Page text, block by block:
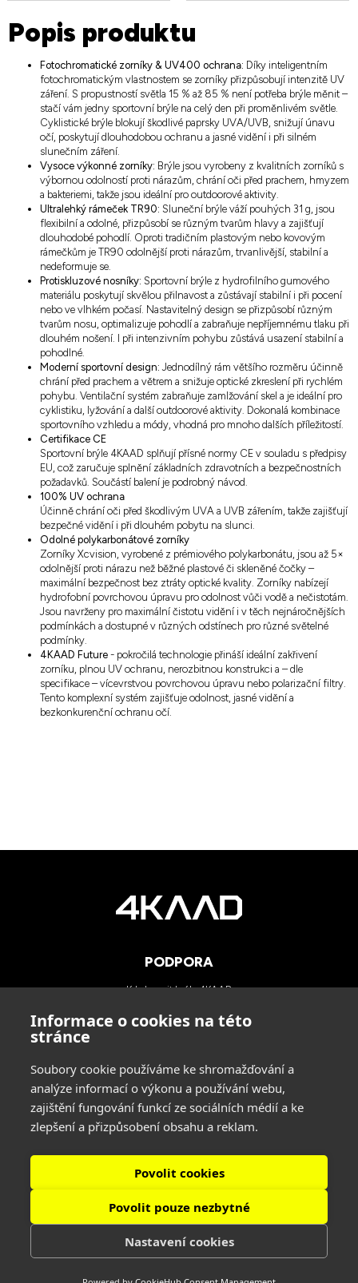
Informace o cookies na této
stránce
Soubory cookie používáme ke shromažďování a
analýze informací o výkonu a používání webu,
zajištění fungování funkcí ze sociálních médií a ke
zlepšení a přizpůsobení obsahu a reklam.
Povolit cookies
Povolit pouze nezbytné
Nastavení cookies
Popis produktu
Fotochromatické zorníky & UV400 ochrana: Díky inteligentním
fotochromatickým vlastnostem se zorníky přizpůsobují intenzitě UV
záření. S propustností světla 15 % až 85 % není potřeba brýle měnit –
stačí vám jedny sportovní brýle na celý den při proměnlivém světle.
Cyklistické brýle blokují škodlivé paprsky UVA/UVB, snižují únavu
očí, poskytují dlouhodobou ochranu a jasné vidění i při silném
slunečním záření.
Vysoce výkonné zorníky: Brýle jsou vyrobeny z kvalitních zorníků s
výbornou odolností proti nárazům, chrání oči před prachem, hmyzem
a bakteriemi, takže jsou ideální pro outdoorové aktivity.
Ultralehký rámeček TR90: Sluneční brýle váží pouhých 31 g, jsou
flexibilní a odolné, přizpůsobí se různým tvarům hlavy a zajišťují
dlouhodobé pohodlí. Oproti tradičním plastovým nebo kovovým
rámečkům je TR90 odolnější proti nárazům, trvanlivější, stabilní a
nedeformuje se.
Protiskluzové nosníky: Sportovní brýle z hydrofilního gumového
materiálu poskytují skvělou přilnavost a zůstávají stabilní i při pocení
nebo ve vlhkém počasí. Nastavitelný design se přizpůsobí různým
tvarům nosu, optimalizuje pohodlí a zabraňuje nepříjemnému tlaku při
dlouhém nošení. I při intenzivním pohybu zůstává usazení stabilní a
pohodlné.
Moderní sportovní design: Jednodílný rám většího rozměru účinně
chrání před prachem a větrem a snižuje optické zkreslení při rychlém
pohybu. Ventilační systém zabraňuje zamlžování skel a je ideální pro
cyklistiku, lyžování a další outdoorové aktivity. Dokonalá kombinace
sportovního vzhledu a módy, vhodná pro mnoho dalších příležitostí.
Certifikace CE
Sportovní brýle 4KAAD splňují přísné normy CE v souladu s předpisy
EU, což zaručuje splnění základních zdravotních a bezpečnostních
požadavků. Součástí balení je podrobný návod.
100% UV ochrana
Účinně chrání oči před škodlivým UVA a UVB zářením, takže zajišťují
bezpečné vidění i při dlouhém pobytu na slunci.
Odolné polykarbonátové zorníky
Zorníky Xcvision, vyrobené z prémiového polykarbonátu, jsou až 5×
odolnější proti nárazu než běžné plastové či skleněné čočky –
maximální bezpečnost bez ztráty optické kvality. Zorníky nabízejí
hydrofobní povrchovou úpravu pro odolnost vůči vodě a nečistotám.
Jsou navrženy pro maximální čistotu vidění i v těch nejnáročnějších
podmínkách a dostupné v různých odstínech pro různé světelné
podmínky.
4KAAD Future- pokročilá technologie přináší ideální zakřivení
zorníku, plnou UV ochranu, nerozbitnou konstrukci a – dle
specifikace – vícevrstvou povrchovou úpravu nebo polarizační filtry.
Tento komplexní systém zajišťuje odolnost, jasné vidění a
bezkonkurenční ochranu očí.
PODPORA
Kde koupit brýle 4KAAD
Technologie
KONTAKTY
INA SPORT spol. s r.o.
tel: +420 545 422 431
SLEDUJTE NÁS